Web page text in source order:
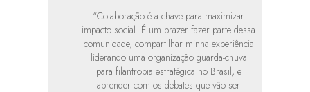
“Colaboração é a chave para maximizar
impacto social. É um prazer fazer parte dessa
comunidade, compartilhar minha experiência
liderando uma organização guarda-chuva
para filantropia estratégica no Brasil, e
aprender com os debates que vão ser